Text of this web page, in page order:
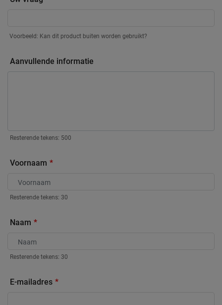
Voorbeeld: Kan dit product buiten worden gebruikt?
Aanvullende informatie
Resterende tekens: 500
Voornaam
Resterende tekens: 30
Naam
Resterende tekens: 30
E-mailadres